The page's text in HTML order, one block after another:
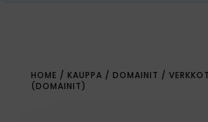
HOME / KAUPPA / DOMAINIT /
(DOMAINIT)